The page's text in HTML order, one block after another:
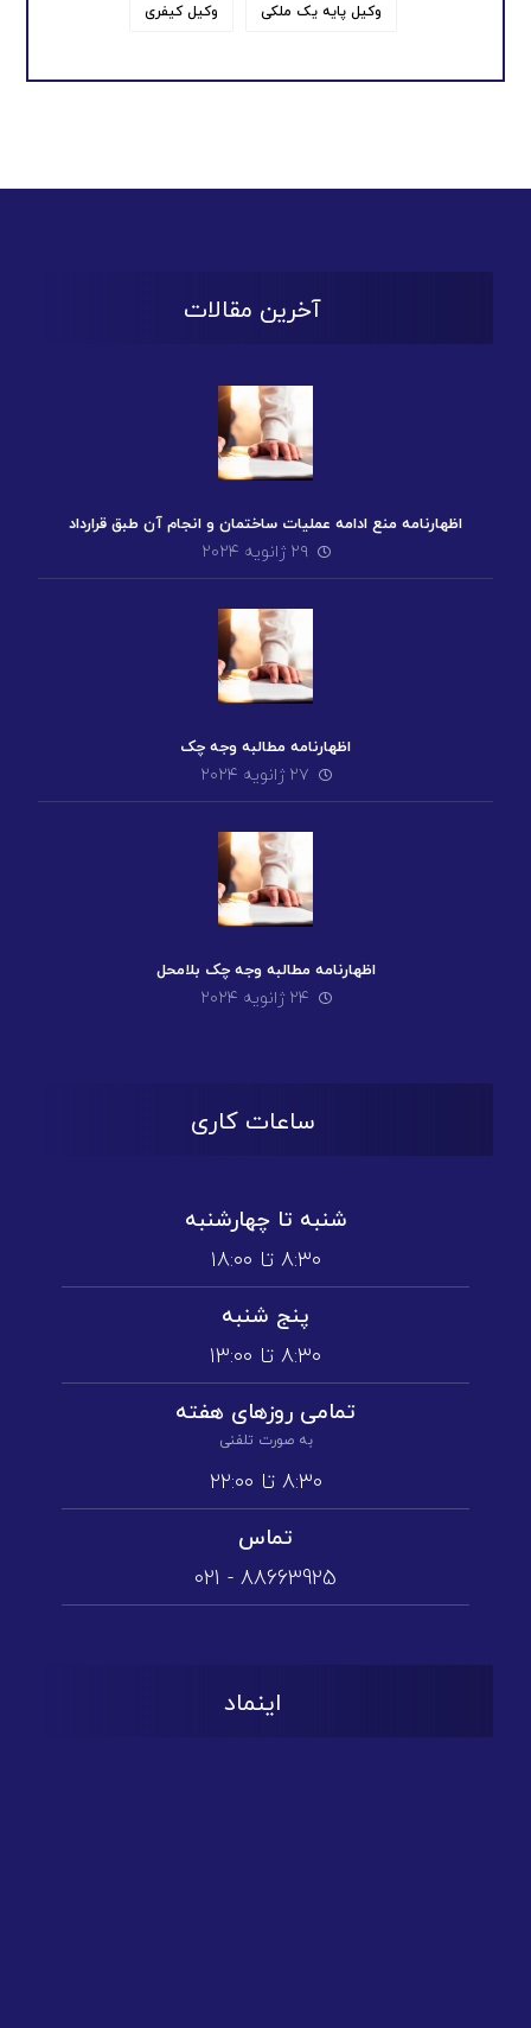
وکیل پایه یک ملکی وکیل کیفری
آخرین مقالات
اظهارنامه منع ادامه عملیات ساختمان و انجام آن طبق قرارداد
۲۹ ژانویه ۲۰۲۴
اظهارنامه مطالبه وجه چک
۲۷ ژانویه ۲۰۲۴
اظهارنامه مطالبه وجه چک بلامحل
۲۴ ژانویه ۲۰۲۴
ساعات کاری
شنبه تا چهارشنبه
۸:۳۰ تا ۱۸:۰۰
پنج شنبه
۸:۳۰ تا ۱3:۰۰
تمامی روز‌های هفته
به صورت تلفنی
۸:۳۰ تا ۲۲:۰۰
تماس
88663925 - 021
اینماد